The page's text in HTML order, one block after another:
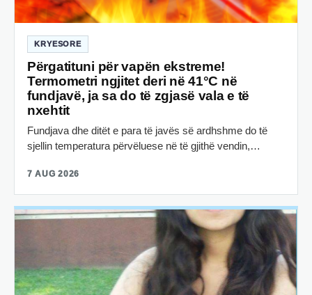
KRYESORE
Përgatituni për vapën ekstreme!
Termometri ngjitet deri në 41°C në
fundjavë, ja sa do të zgjasë vala e të
nxehtit
Fundjava dhe ditët e para të javës së ardhshme do të
sjellin temperatura përvëluese në të gjithë vendin,…
7 AUG 2026